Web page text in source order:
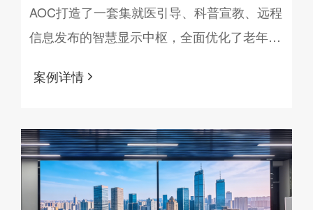
LED显示屏助力北京某老年医院数
字化升级
AOC打造了一套集就医引导、科普宣教、远程
信息发布的智慧显示中枢，全面优化了老年患
象。
案例详情